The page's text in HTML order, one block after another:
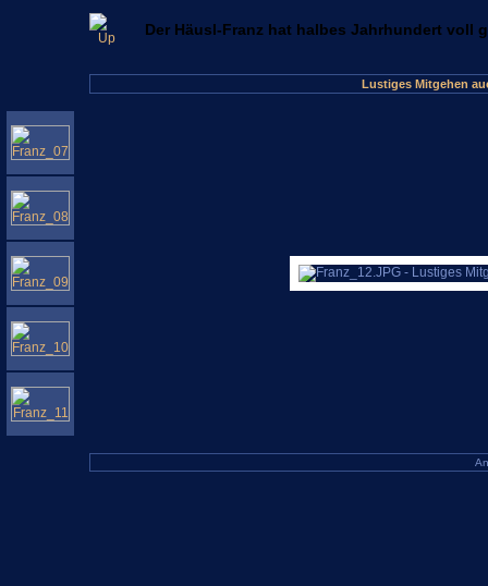
Der Häusl-Franz hat halbes Jahrhundert voll
Lustiges Mitgehen